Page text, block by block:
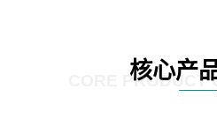
核心产
CORE PRODUCT